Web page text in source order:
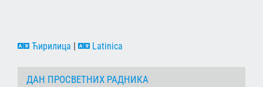
Ћирилица | Latinica
ДАН ПРОСВЕТНИХ РАДНИКА